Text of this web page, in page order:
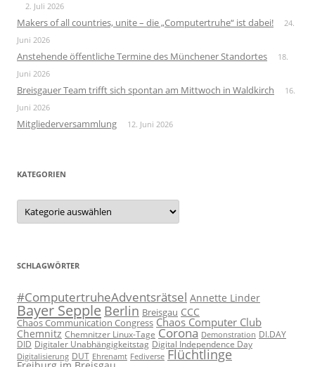
2. Juli 2026
Makers of all countries, unite – die „Computertruhe“ ist dabei!
24.
Juni 2026
Anstehende öffentliche Termine des Münchener Standortes
18.
Juni 2026
Breisgauer Team trifft sich spontan am Mittwoch in Waldkirch
16.
Juni 2026
Mitgliederversammlung 12. Juni 2026
KATEGORIEN
Kategorien
SCHLAGWÖRTER
#ComputertruheAdventsrätsel Annette Linder
Bayer Sepple Berlin Breisgau CCC
Chaos Communication Congress Chaos Computer Club
Chemnitz Chemnitzer Linux-Tage Corona Demonstration DI.DAY
DID Digitaler Unabhängigkeitstag Digital Independence Day
Digitalisierung DUT Ehrenamt Fediverse Flüchtlinge